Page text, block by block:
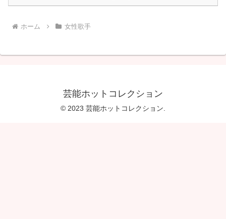
ホーム 女性歌手
芸能ホットコレクション
© 2023 芸能ホットコレクション.